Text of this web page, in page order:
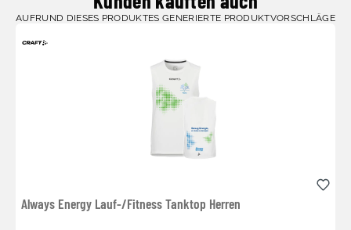
AUFRUND DIESES PRODUKTES GENERIERTE PRODUKTVORSCHLÄGE
Always Energy Lauf-/Fitness Tanktop Herren